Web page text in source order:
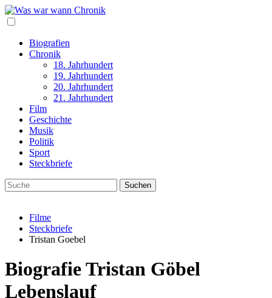
Biografien
Chronik
18. Jahrhundert
19. Jahrhundert
20. Jahrhundert
21. Jahrhundert
Film
Geschichte
Musik
Politik
Sport
Steckbriefe
Filme
Steckbriefe
Tristan Goebel
Biografie Tristan Göbel
Lebenslauf